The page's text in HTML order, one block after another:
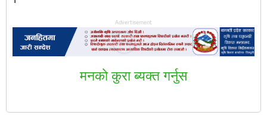
Advertisement
मनकाे कुरा ब्यक्त गर्नुस